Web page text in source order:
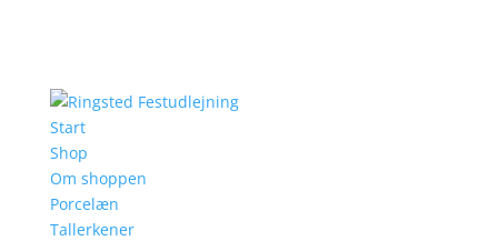
Start
Shop
Om shoppen
Porcelæn
Tallerkener